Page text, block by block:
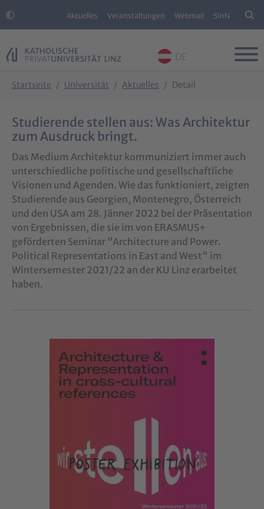
Aktuelles Veranstaltungen Webmail SInN
DE
Startseite Universität Aktuelles Detail
Studierende stellen aus: Was Architektur
zum Ausdruck bringt.
Das Medium Architektur kommuniziert immer auch
unterschiedliche politische und gesellschaftliche
Visionen und Agenden. Wie das funktioniert, zeigten
Studierende aus Georgien, Montenegro, Österreich
und den USA am 28. Jänner 2022 bei der Präsentation
von Ergebnissen, die sie im von ERASMUS+
geförderten Seminar "Architecture and Power.
Political Representations in East and West" im
Wintersemester 2021/22 an der KU Linz erarbeitet
haben.